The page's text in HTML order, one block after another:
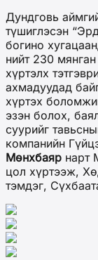
Дундговь
түшиглэсэн
богино
нийт 230
хүртэлх
ахмадуудад
хүртэх
эзэн болох,
суурийг
компанийн
Мөнхбаяр нарт
цол хүртээж,
тэмдэг,